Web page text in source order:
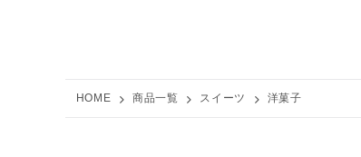
HOME 商品一覧 スイーツ 洋菓子